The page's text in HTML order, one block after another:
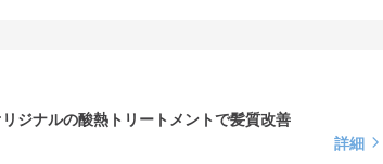
ジナルの酸熱トリートメントで髪質改善
詳細